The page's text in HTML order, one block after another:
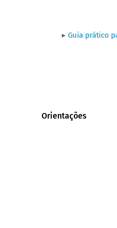
▸ Guia prático
Orientações